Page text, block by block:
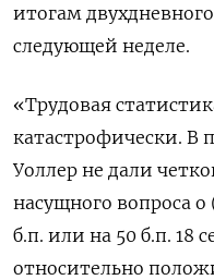
итогам
следующей неделе.
«Трудовая
катастрофически. В
Уоллер не дали
насущного вопроса
б.п. или на 50 б.п. 18
относительно